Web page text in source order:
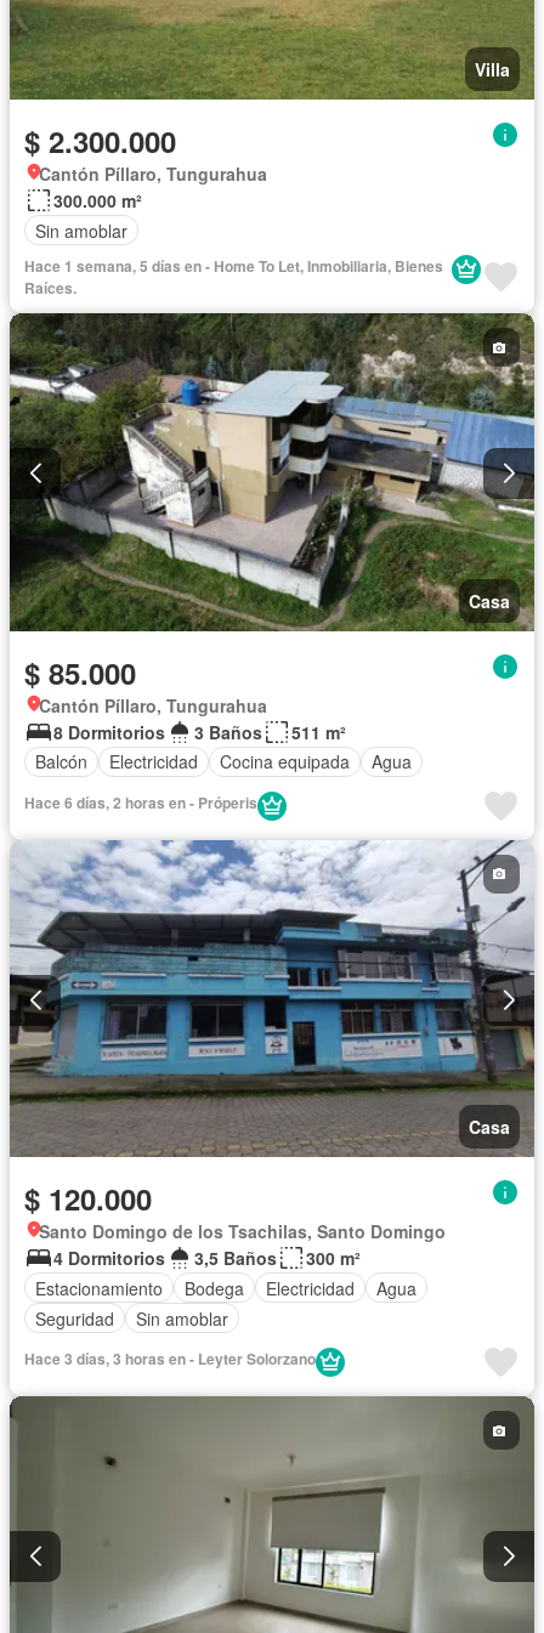
Villa
$ 2.300.000
Cantón Píllaro, Tungurahua
300.000 m²
Sin amoblar
Hace 1 semana, 5 días en - Home To Let, Inmobiliaria, Bienes
Raíces.
Casa
$ 85.000
Cantón Píllaro, Tungurahua
8 Dormitorios
3 Baños
511 m²
Balcón
Electricidad Cocina equipada Agua
Hace 6 días, 2 horas en - Próperis
Casa
$ 120.000
Santo Domingo de los Tsachilas, Santo Domingo
4 Dormitorios
3,5 Baños
300 m²
Estacionamiento
Bodega Electricidad
Agua
Seguridad
Sin amoblar
Hace 3 días, 3 horas en - Leyter Solorzano